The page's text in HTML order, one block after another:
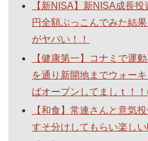
【新NISA】新NISA成長
円全額ぶっこんでみた結
がヤバい！！
【健康第一】コナミで運
を通り新開地までウォー
ばオープンしてましｔ！
【和食】常連さんと意気
すそ分けしてもらい楽し